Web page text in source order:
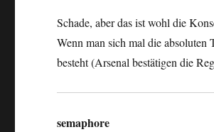
Schade, aber das ist wohl die
Wenn man sich mal die absoluten
besteht (Arsenal bestätigen die
semaphore